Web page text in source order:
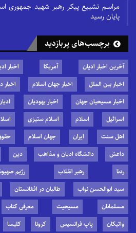
مراسم تشییع پیکر رهبر شهید جمهوری
پایان رسید
برچسب‌های پربازدید
آخرین اخبار ادیان آمریکا اخبار
اخبار بین الملل
اخبار جهان اسلام اخبار
اخبار مسیحیان جهان
اخبار یهودیان
اسرائیل
اسلام اسلام ستیزی
اهل سنت
ایران جهان اسلام
داعش
دانشگاه ادیان و مذاهب دین
ردنا
رهبر انقلاب رژیم
سید ابوالحسن نواب
طالبان در افغانستان
مسلمانان
مسیحیت معرفی کتاب
واتیکان
پاپ فرانسیس کرونا کلیسا